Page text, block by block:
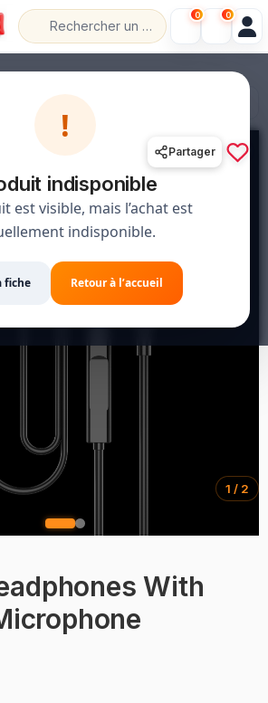
!
indisponible
est visible, mais l’achat est
indisponible.
fiche Retour à l’accueil
With
1 / 2
Partager
0 0